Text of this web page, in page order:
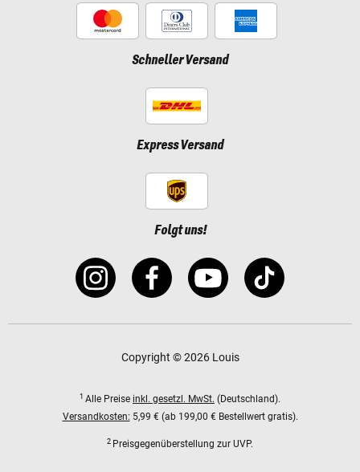
Schneller Versand
Express Versand
Folgt uns!
Copyright © 2026 Louis
1 Alle Preise inkl. gesetzl. MwSt. (Deutschland).
Versandkosten: 5,99 € (ab 199,00 € Bestellwert gratis).
2 Preisgegenüberstellung zur UVP.